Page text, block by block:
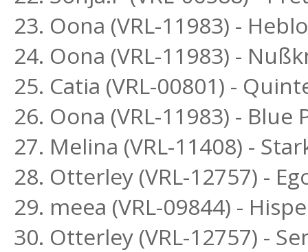
23. Oona (VRL-11983) -
24. Oona (VRL-11983) -
25. Catia (VRL-00801) -
26. Oona (VRL-11983) -
27. Melina (VRL-11408) -
28. Otterley (VRL-12757) -
29. meea (VRL-09844) -
30. Otterley (VRL-12757) -